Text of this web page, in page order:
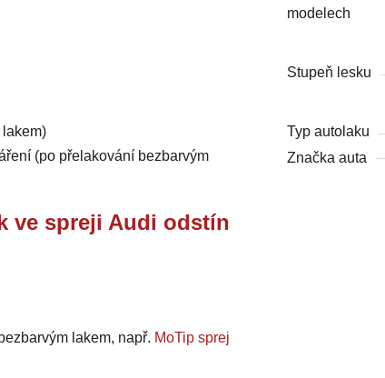
(po přelakování bezbarvým
ve spreji Audi odstín
lakem, např. MoTip sprej
modelech
Stupeň lesku
Typ autolaku
Značka auta